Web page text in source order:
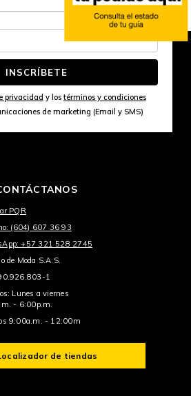
INSCRÍBETE
privacidad y lostérminos y condiciones
de marketing (Email y SMS)
PQR
(604) 607 36 93
+57 321 528 2745
de Moda S.A.S.
1
Lunes a viernes
- 6:00p.m.
9:00a.m. - 12:00m
de tiendas